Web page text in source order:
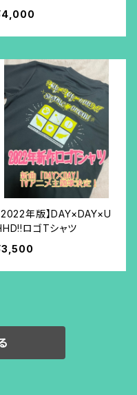
2022年版】DAY×DAY×U
ロゴTシャツ